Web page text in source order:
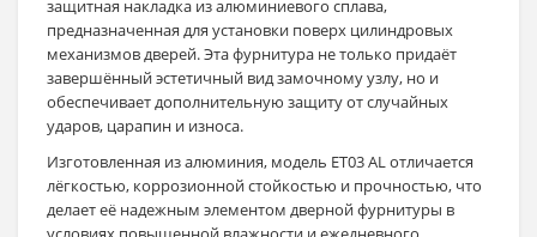
защитная накладка из алюминиевого сплава,
предназначенная для установки поверх цилиндровых
механизмов дверей. Эта фурнитура не только придаёт
завершённый эстетичный вид замочному узлу, но и
обеспечивает дополнительную защиту от случайных
ударов, царапин и износа.
Изготовленная из алюминия, модель ET03 AL отличается
лёгкостью, коррозионной стойкостью и прочностью, что
делает её надежным элементом дверной фурнитуры в